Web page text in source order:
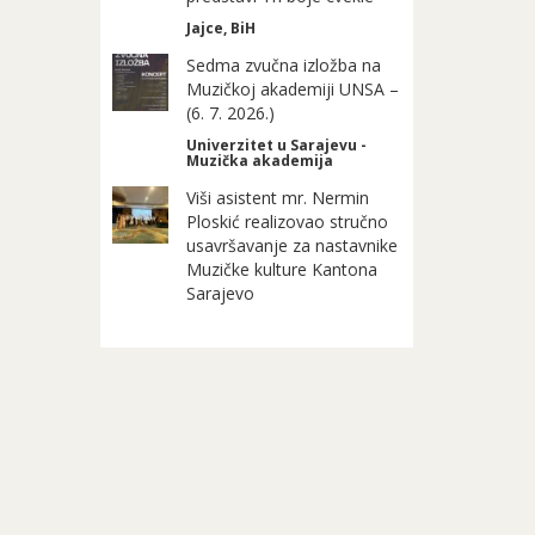
Jajce, BiH
Sedma zvučna izložba na
Muzičkoj akademiji UNSA –
(6. 7. 2026.)
Univerzitet u Sarajevu -
Muzička akademija
Viši asistent mr. Nermin
Ploskić realizovao stručno
usavršavanje za nastavnike
Muzičke kulture Kantona
Sarajevo